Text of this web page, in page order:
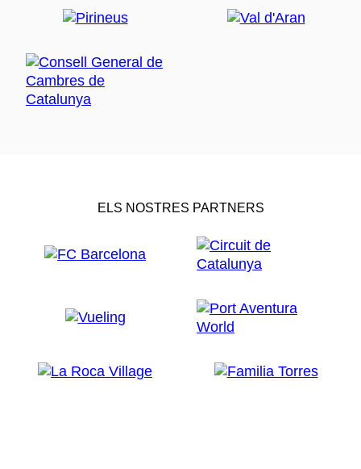
ELS NOSTRES PARTNERS